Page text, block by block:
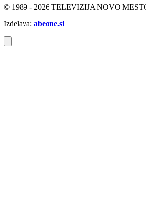
© 1989 - 2026 TELEVIZIJA NOVO
Izdelava: abeone.si